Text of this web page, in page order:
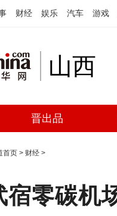
财经 娱乐 汽车 游戏
山西
晋出品
首页 > 财经 >
宿零碳机